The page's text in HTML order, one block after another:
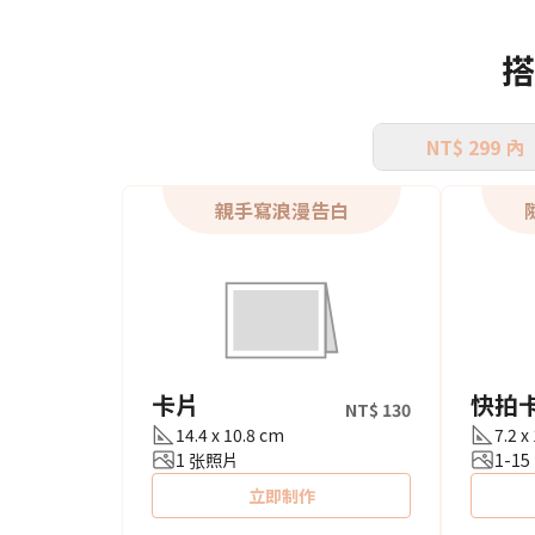
NT$ 299 內
親手寫浪漫告白
卡片
NT$ 130
14.4 x 10.8 cm
1 张照片
立即制作
快拍
7.2 x
1-15